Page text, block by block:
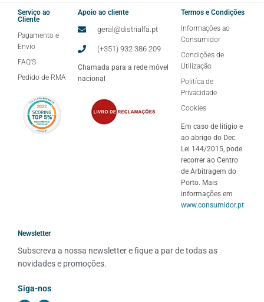
Serviço ao
Cliente
Pagamento e
Envio
FAQ'S
Pedido de RMA
Apoio ao cliente
geral@distrialfa.pt
(+351) 932 386 209
Chamada para a rede móvel
nacional
Termos e Condições
Informações ao
Consumidor
Condições de
Utilização
Politíca de
Privacidade
Cookies
Em caso de litigio e
ao abrigo do Dec.
Lei 144/2015, pode
recorrer ao Centro
de Arbitragem do
Porto. Mais
informações em
www.consumidor.pt
Newsletter
Subscreva a nossa newsletter e fique a par de todas as
novidades e promoções.
Siga-nos